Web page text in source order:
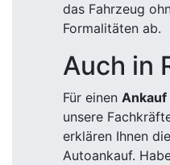
das Fahrzeug
Formalitäten ab.
Auch in
Für einen Ankauf
unsere
erklären Ihnen
Autoankauf.